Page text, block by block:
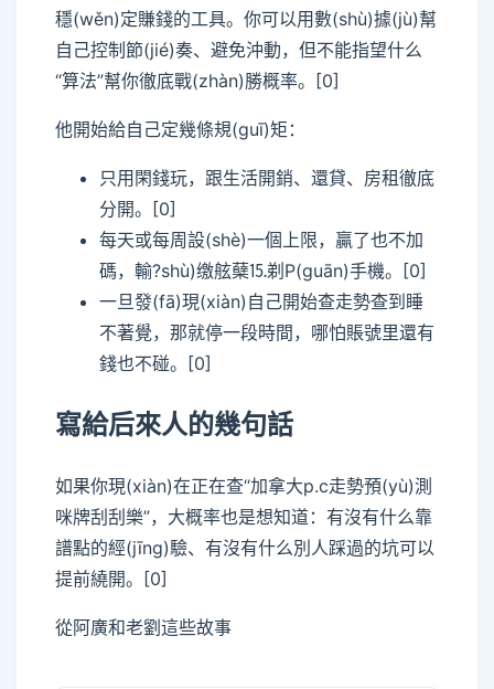
穩(wěn)定賺錢的工具。你可以用數(shù)據(jù)幫
自己控制節(jié)奏、避免沖動，但不能指望什么
“算法”幫你徹底戰(zhàn)勝概率。[0]
他開始給自己定幾條規(guī)矩：
只用閑錢玩，跟生活開銷、還貸、房租徹底
分開。[0]
每天或每周設(shè)一個上限，贏了也不加
碼，輸?shù)缴舷蘖⒖剃P(guān)手機。[0]
一旦發(fā)現(xiàn)自己開始查走勢查到睡
不著覺，那就停一段時間，哪怕賬號里還有
錢也不碰。[0]
寫給后來人的幾句話
如果你現(xiàn)在正在查“加拿大p.c走勢預(yù)測
咪牌刮刮樂”，大概率也是想知道：有沒有什么靠
譜點的經(jīng)驗、有沒有什么別人踩過的坑可以
提前繞開。[0]
從阿廣和老劉這些故事